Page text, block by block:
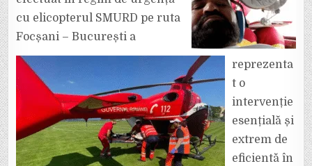
cu elicopterul SMURD pe ruta
Focșani – București a
reprezenta
t o
intervenție
esențială și
extrem de
eficientă în